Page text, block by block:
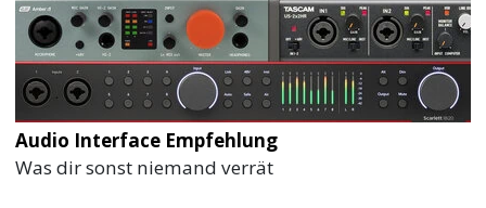
Audio Interface Empfehlung
Was dir sonst niemand verrät